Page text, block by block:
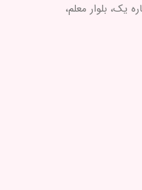
یک، بلوار معلم،